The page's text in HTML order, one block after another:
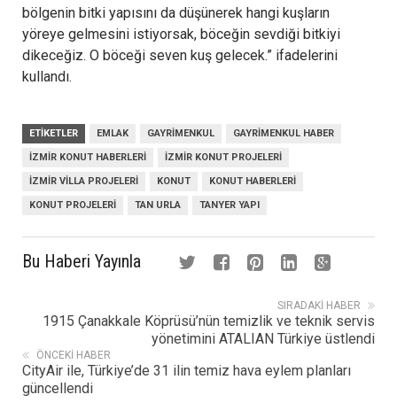
bölgenin bitki yapısını da düşünerek hangi kuşların
yöreye gelmesini istiyorsak, böceğin sevdiği bitkiyi
dikeceğiz. O böceği seven kuş gelecek.” ifadelerini
kullandı.
ETIKETLER EMLAK GAYRIMENKUL GAYRIMENKUL HABER
IZMIR KONUT HABERLERI IZMIR KONUT PROJELERI
IZMIR VILLA PROJELERI KONUT KONUT HABERLERI
KONUT PROJELERI TAN URLA TANYER YAPI
Bu Haberi Yayınla
SIRADAKI HABER
1915 Çanakkale Köprüsü’nün temizlik ve teknik servis
yönetimini ATALIAN Türkiye üstlendi
ÖNCEKI HABER
CityAir ile, Türkiye’de 31 ilin temiz hava eylem planları
güncellendi